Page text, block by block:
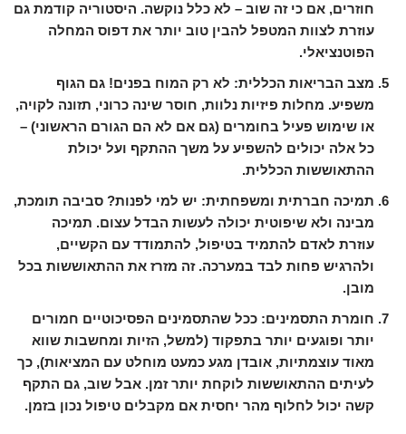
חוזרים, אם כי זה שוב – לא כלל נוקשה. היסטוריה קודמת גם
עוזרת לצוות המטפל להבין טוב יותר את דפוס המחלה
הפוטנציאלי.
מצב הבריאות הכללית: לא רק המוח בפנים! גם הגוף
משפיע. מחלות פיזיות נלוות, חוסר שינה כרוני, תזונה לקויה,
או שימוש פעיל בחומרים (גם אם לא הם הגורם הראשוני) –
כל אלה יכולים להשפיע על משך ההתקף ועל יכולת
ההתאוששות הכללית.
תמיכה חברתית ומשפחתית: יש למי לפנות? סביבה תומכת,
מבינה ולא שיפוטית יכולה לעשות הבדל עצום. תמיכה
עוזרת לאדם להתמיד בטיפול, להתמודד עם הקשיים,
ולהרגיש פחות לבד במערכה. זה מזרז את ההתאוששות בכל
מובן.
חומרת התסמינים: ככל שהתסמינים הפסיכוטיים חמורים
יותר ופוגעים יותר בתפקוד (למשל, הזיות ומחשבות שווא
מאוד עוצמתיות, אובדן מגע כמעט מוחלט עם המציאות), כך
לעיתים ההתאוששות לוקחת יותר זמן. אבל שוב, גם התקף
קשה יכול לחלוף מהר יחסית אם מקבלים טיפול נכון בזמן.